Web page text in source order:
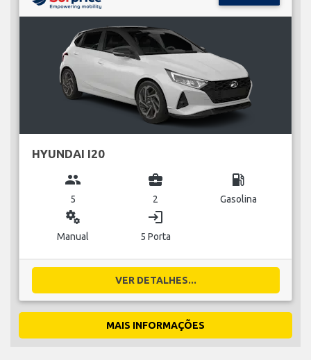
HYUNDAI I20
group
5
business_center
2
local_gas_station
Gasolina
miscellaneous_services
Manual
login
5 Porta
VER DETALHES...
MAIS INFORMAÇÕES